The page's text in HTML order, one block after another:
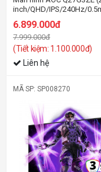
inch/QHD/IPS/240Hz/
6.899.000đ
7.999.000đ
(Tiết kiệm: 1.100.000đ)
Liên hệ
MÃ SP: SP008270